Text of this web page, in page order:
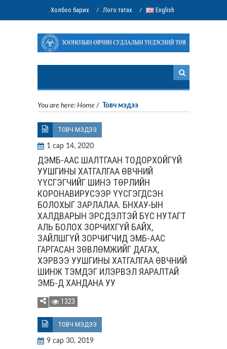
Холбоо барих / Лого татах / English
You are here: Home / Товч мэдээ
ТОВЧ МЭДЭЭ
1 сар 14, 2020
ДЭМБ-ААС ШАЛТГААН ТОДОРХОЙГҮЙ
УУШГИНЫ ХАТГАЛГАА ӨВЧНИЙ
ҮҮСГЭГЧИЙГ ШИНЭ ТӨРЛИЙН
КОРОНАВИРУСЭЭР ҮҮСГЭГДСЭН
БОЛОХЫГ ЗАРЛАЛАА. БНХАУ-ЫН
ХАЛДВАРЫН ЭРСДЭЛТЭЙ БҮС НУТАГТ
АЛЬ БОЛОХ ЗОРЧИХГҮЙ БАЙХ,
ЗАЙЛШГҮЙ ЗОРЧИГЧИД ЭМБ-ААС
ГАРГАСАН ЗӨВЛӨМЖИЙГ ДАГАХ,
ХЭРВЭЭ УУШГИНЫ ХАТГАЛГАА ӨВЧНИЙ
ШИНЖ ТЭМДЭГ ИЛЭРВЭЛ ЯАРАЛТАЙ
ЭМБ-Д ХАНДАНА УУ
1323
ТОВЧ МЭДЭЭ
9 сар 30, 2019